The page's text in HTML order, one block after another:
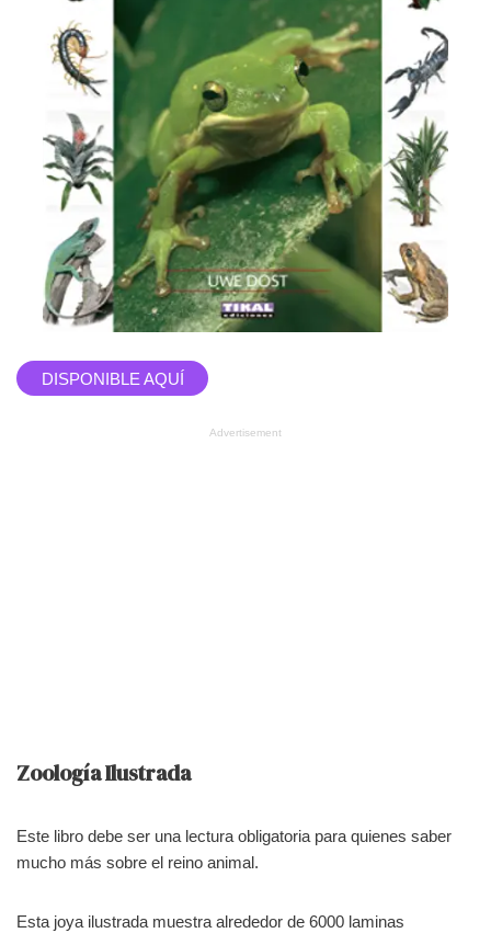
DISPONIBLE AQUÍ
Advertisement
Zoología Ilustrada
Este libro debe ser una lectura obligatoria para quienes saber
mucho más sobre el reino animal.
Esta joya ilustrada muestra alrededor de 6000 laminas